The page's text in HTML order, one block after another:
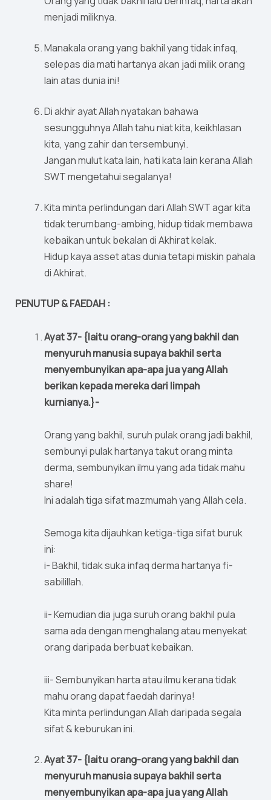
menjadi miliknya.
Manakala orang yang bakhil yang tidak infaq,
selepas dia mati hartanya akan jadi milik orang
lain atas dunia ini!
Di akhir ayat Allah nyatakan bahawa
sesungguhnya Allah tahu niat kita, keikhlasan
kita, yang zahir dan tersembunyi.
Jangan mulut kata lain, hati kata lain kerana Allah
SWT mengetahui segalanya!
Kita minta perlindungan dari Allah SWT agar kita
tidak terumbang-ambing, hidup tidak membawa
kebaikan untuk bekalan di Akhirat kelak.
Hidup kaya asset atas dunia tetapi miskin pahala
di Akhirat.
PENUTUP & FAEDAH :
Ayat 37- {Iaitu orang-orang yang bakhil dan
menyuruh manusia supaya bakhil serta
menyembunyikan apa-apa jua yang Allah
berikan kepada mereka dari limpah
kurnianya.}-
Orang yang bakhil, suruh pulak orang jadi bakhil,
sembunyi pulak hartanya takut orang minta
derma, sembunyikan ilmu yang ada tidak mahu
share!
Ini adalah tiga sifat mazmumah yang Allah cela.
Semoga kita dijauhkan ketiga-tiga sifat buruk
ini:
i- Bakhil, tidak suka infaq derma hartanya fi-
sabilillah.
ii- Kemudian dia juga suruh orang bakhil pula
sama ada dengan menghalang atau menyekat
orang daripada berbuat kebaikan.
iii- Sembunyikan harta atau ilmu kerana tidak
mahu orang dapat faedah darinya!
Kita minta perlindungan Allah daripada segala
sifat & keburukan ini.
Ayat 37- {Iaitu orang-orang yang bakhil dan
menyuruh manusia supaya bakhil serta
menyembunyikan apa-apa jua yang Allah